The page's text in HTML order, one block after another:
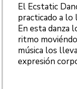
El Ecstatic
practicado a lo
En esta danza
ritmo
música los
expresión